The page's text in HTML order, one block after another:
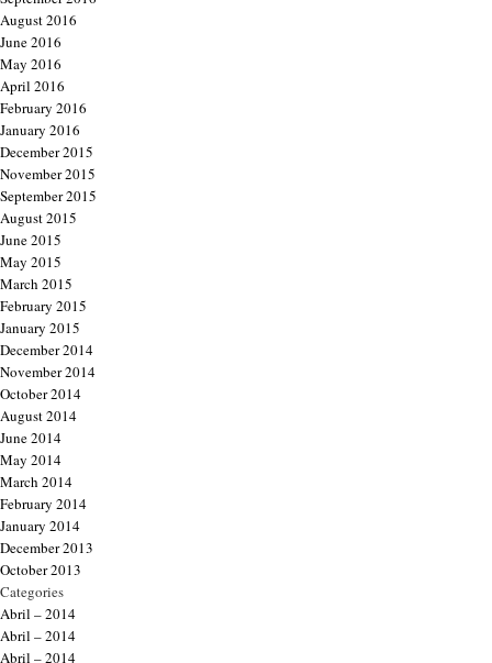
August 2016
June 2016
May 2016
April 2016
February 2016
January 2016
December 2015
November 2015
September 2015
August 2015
June 2015
May 2015
March 2015
February 2015
January 2015
December 2014
November 2014
October 2014
August 2014
June 2014
May 2014
March 2014
February 2014
January 2014
December 2013
October 2013
Categories
Abril – 2014
Abril – 2014
Abril – 2014